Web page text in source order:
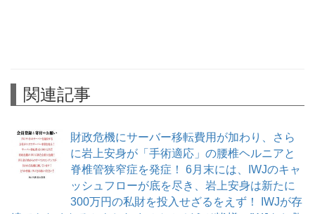
関連記事
財政危機にサーバー移転費用が加わり、さら
に岩上安身が「手術適応」の腰椎ヘルニアと
脊椎管狭窄症を発症！ 6月末には、IWJのキャ
ッシュフローが底を尽き、岩上安身は新たに
300万円の私財を投入せざるをえず！ IWJが存